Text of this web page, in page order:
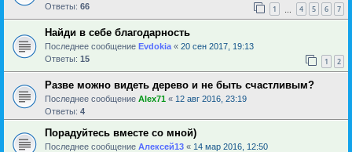
Ответы: 66 1 4 5 6 7
Найди в себе благодарность
Последнее сообщение Evdokia « 20 сен 2017, 19:13
Ответы: 15 1 2
Разве можно видеть дерево и не быть счастливым?
Последнее сообщение Alex71 « 12 авг 2016, 23:19
Ответы: 4
Порадуйтесь вместе со мной)
Последнее сообщение Алексей13 « 14 мар 2016, 12:50